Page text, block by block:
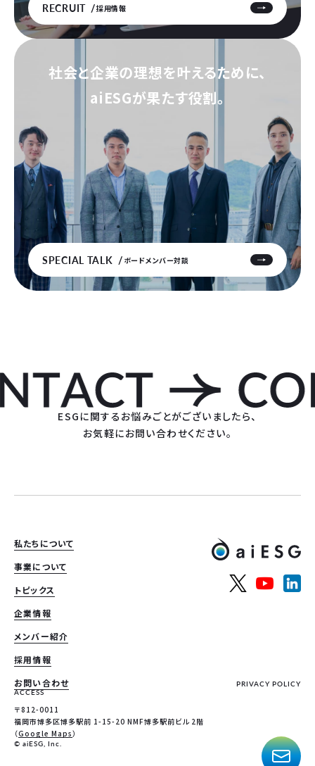
RECRUIT 採用情報
社会と企業の理想を叶えるために、
aiESGが果たす役割。
SPECIAL TALK ボードメンバー対談
ESGに関するお悩みごとがございましたら、
お気軽にお問い合わせください。
私たちについて
事業について
トピックス
企業情報
メンバー紹介
採用情報
お問い合わせ
PRIVACY POLICY
ACCESS
〒812-0011
福岡市博多区博多駅前 1-15-20 NMF博多駅前ビル 2階
（Google Maps）
© aiESG, Inc.